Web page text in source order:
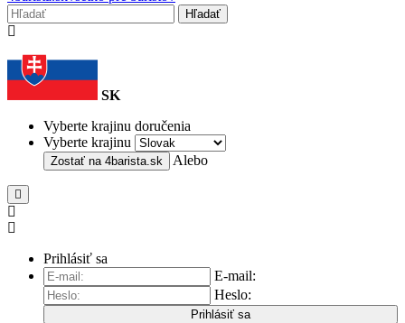
Hľadať
SK
Vyberte krajinu doručenia
Vyberte krajinu
Zostať na 4barista.sk Alebo
Prihlásiť sa
E-mail:
Heslo:
Prihlásiť sa